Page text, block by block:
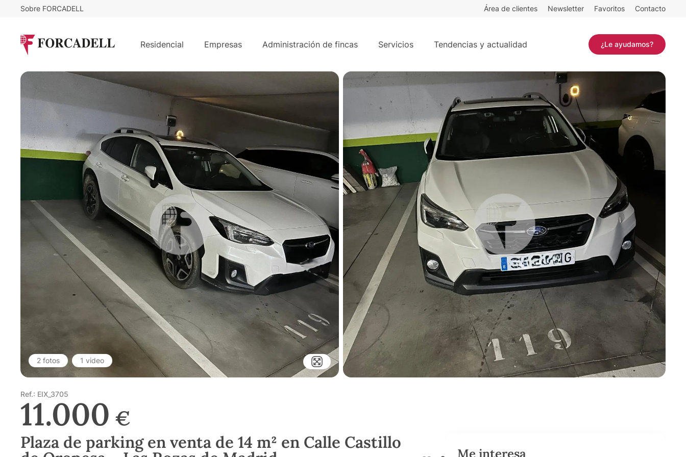
Sobre FORCADELL Área de clientes Newsletter Favoritos Contacto
Residencial Empresas Administración de fincas Servicios Tendencias y actualidad ¿Le ayudamos?
Plaza de parking en venta de 14 m² en Calle Castillo de Oropesa – Las Rozas de Madrid
2 fotos 1 video
Ref.: EIX_3705
11.000 €
Plaza de parking en venta de 14 m² en Calle Castillo
Me interesa